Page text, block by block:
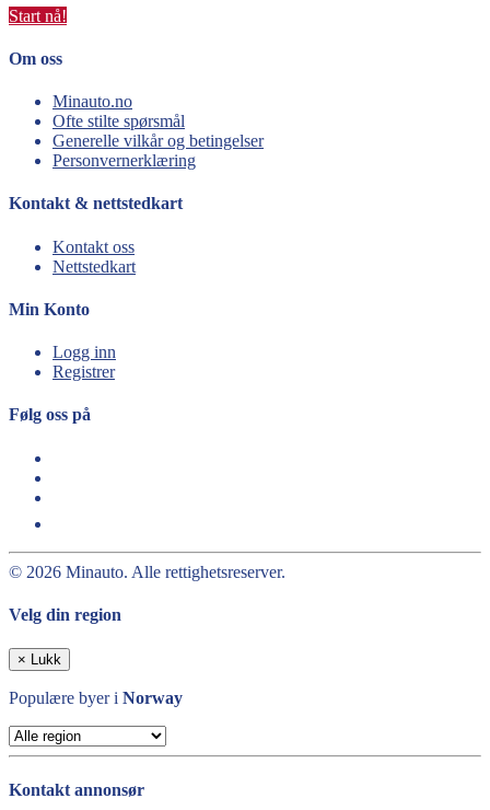
Start nå!
Om oss
Minauto.no
Ofte stilte spørsmål
Generelle vilkår og betingelser
Personvernerklæring
Kontakt & nettstedkart
Kontakt oss
Nettstedkart
Min Konto
Logg inn
Registrer
Følg oss på
© 2026 Minauto. Alle rettighetsreserver.
Velg din region
× Lukk
Populære byer i Norway
Kontakt annonsør